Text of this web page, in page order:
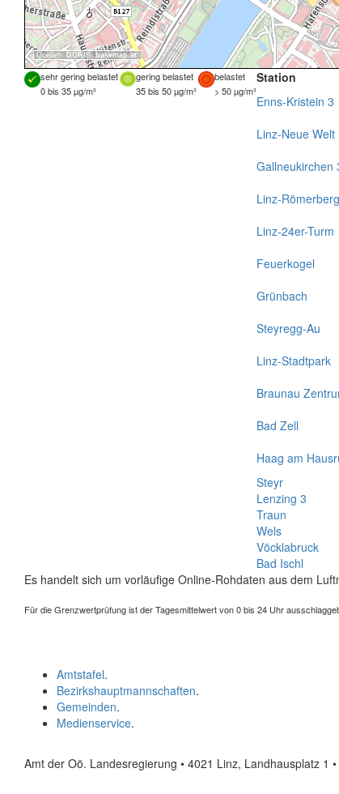
Quellen: DORIS,basemap.at
sehr gering belastet gering belastet
belastet
0 bis 35 µg/m³
35 bis 50 µg/m³ > 50 µg/m³
Station
Enns-Kristein 3
Linz-Neue Welt
Gallneukirchen
Linz-Römerberg
Linz-24er-Turm
Feuerkogel
Grünbach
Steyregg-Au
Linz-Stadtpark
Braunau
Bad Zell
Haag am
Steyr
Lenzing 3
Traun
Wels
Vöcklabruck
Bad Ischl
Es handelt sich um vorläufige Online-Rohdaten aus dem
Für die Grenzwertprüfung ist der Tagesmittelwert von 0 bis 24 Uhr
Amtstafel.
Bezirkshauptmannschaften.
Gemeinden.
Medienservice.
Amt der Oö. Landesregierung • 4021 Linz, Landhausplatz 1